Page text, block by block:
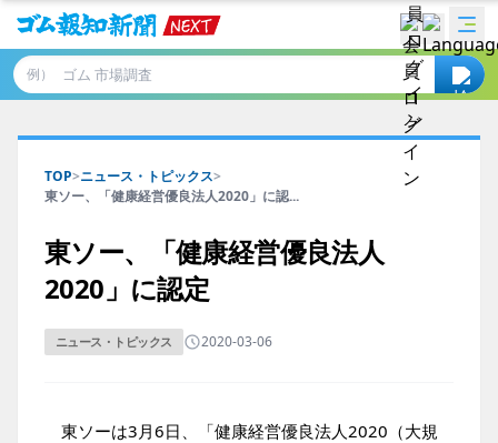
例）
TOP>ニュース・トピックス>
東ソー、「健康経営優良法人2020」に認...
東ソー、「健康経営優良法人
2020」に認定
ニュース・トピックス 2020-03-06
東ソーは3月6日、「健康経営優良法人2020（大規